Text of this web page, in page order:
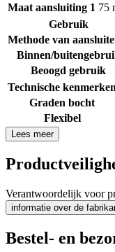
Maat aansluiting 1 75
Gebruik
Methode van
Binnen/
Beoogd gebruik
Technische kenmerken
Graden bocht
Flexibel
Lees meer
Verantwoordelijk voor
informatie over de
Bestel- en